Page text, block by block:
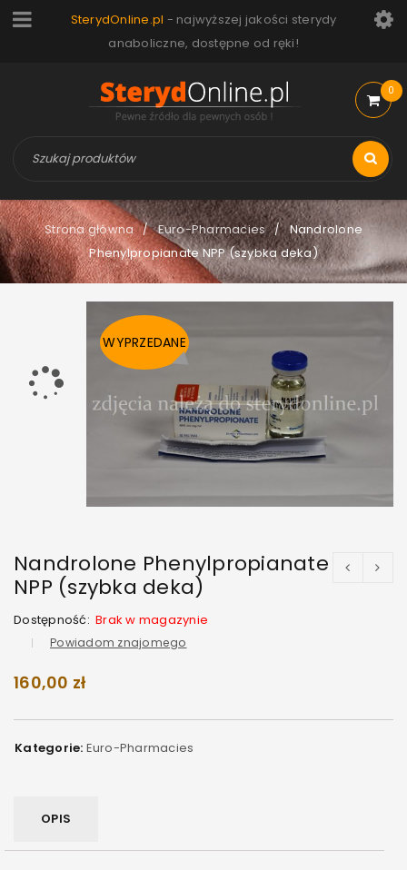
SterydOnline.pl - najwyższej jakości sterydy
anaboliczne, dostępne od ręki!
0
Strona główna / Euro-Pharmacies /
Nandrolone
Phenylpropianate NPP (szybka deka)
WYPRZEDANE
Nandrolone Phenylpropianate
NPP (szybka deka)
Dostępność: Brak w magazynie
Powiadom znajomego
160,00 zł
Kategorie: Euro-Pharmacies
OPIS